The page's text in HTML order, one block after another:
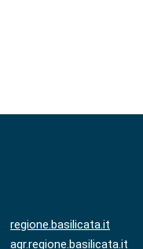
regione.basilicata.it
agr.regione.basilicata.it